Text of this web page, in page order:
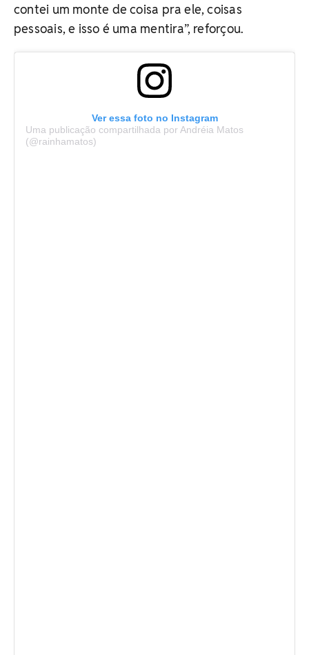
contei um monte de coisa pra ele, coisas
pessoais, e isso é uma mentira”, reforçou.
Ver essa foto no Instagram
Uma publicação compartilhada por Andréia Matos
(@rainhamatos)